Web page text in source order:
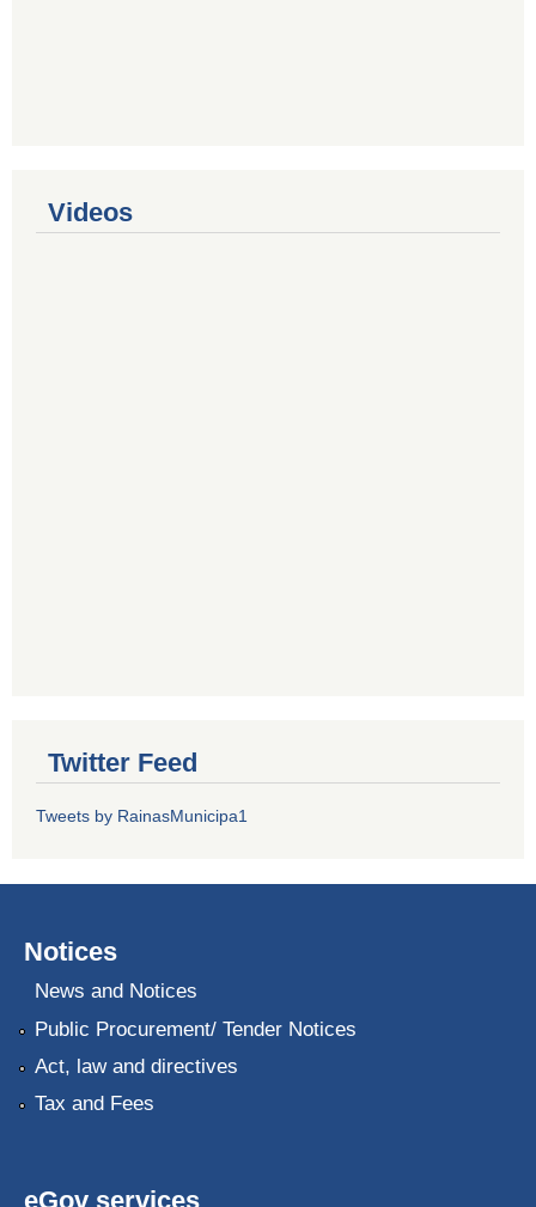
Videos
Twitter Feed
Tweets by RainasMunicipa1
Notices
News and Notices
Public Procurement/ Tender Notices
Act, law and directives
Tax and Fees
eGov services